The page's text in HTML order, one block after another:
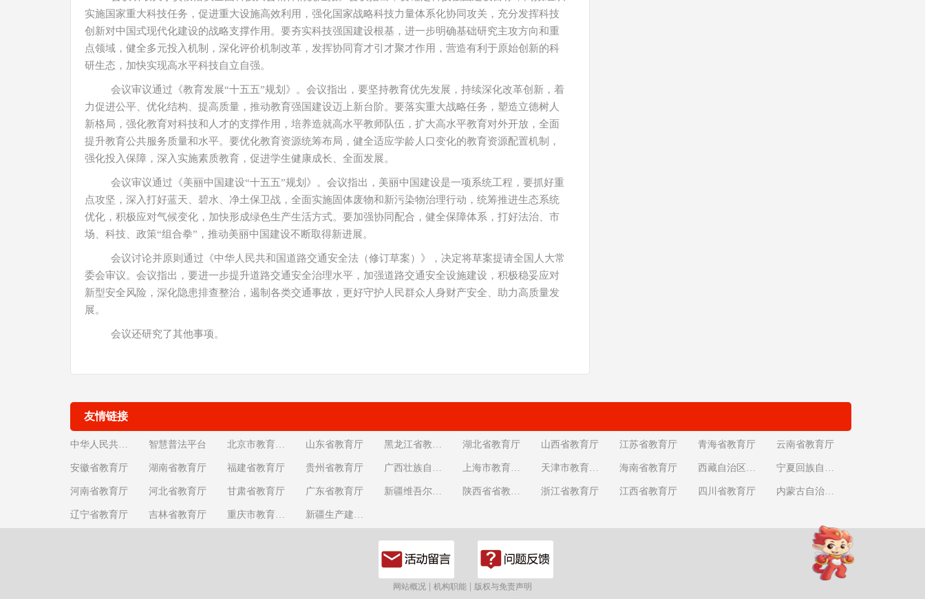
实施国家重大科技任务，促进重大设施高效利用，强化国家战略科技力量体系化协同攻关，充分发挥科技
创新对中国式现代化建设的战略支撑作用。要夯实科技强国建设根基，进一步明确基础研究主攻方向和重
点领域，健全多元投入机制，深化评价机制改革，发挥协同育才引才聚才作用，营造有利于原始创新的科
研生态，加快实现高水平科技自立自强。
会议审议通过《教育发展“十五五”规划》。会议指出，要坚持教育优先发展，持续深化改革创新，着
力促进公平、优化结构、提高质量，推动教育强国建设迈上新台阶。要落实重大战略任务，塑造立德树人
新格局，强化教育对科技和人才的支撑作用，培养造就高水平教师队伍，扩大高水平教育对外开放，全面
提升教育公共服务质量和水平。要优化教育资源统筹布局，健全适应学龄人口变化的教育资源配置机制，
强化投入保障，深入实施素质教育，促进学生健康成长、全面发展。
会议审议通过《美丽中国建设“十五五”规划》。会议指出，美丽中国建设是一项系统工程，要抓好重
点攻坚，深入打好蓝天、碧水、净土保卫战，全面实施固体废物和新污染物治理行动，统筹推进生态系统
优化，积极应对气候变化，加快形成绿色生产生活方式。要加强协同配合，健全保障体系，打好法治、市
场、科技、政策“组合拳”，推动美丽中国建设不断取得新进展。
会议讨论并原则通过《中华人民共和国道路交通安全法（修订草案）》，决定将草案提请全国人大常
委会审议。会议指出，要进一步提升道路交通安全治理水平，加强道路交通安全设施建设，积极稳妥应对
新型安全风险，深化隐患排查整治，遏制各类交通事故，更好守护人民群众人身财产安全、助力高质量发
展。
会议还研究了其他事项。
友情链接
中华人民共和国教育部 智慧普法平台 北京市教育委员会 山东省教育厅 黑龙江省教育厅 湖北省教育厅 山西省教育厅 江苏省教育厅 青海省教育厅 云南省教育厅
安徽省教育厅 湖南省教育厅 福建省教育厅 贵州省教育厅 广西壮族自治区教育厅 上海市教育委员会 天津市教育委员会 海南省教育厅 西藏自治区教育厅 宁夏回族自治区教育厅
河南省教育厅 河北省教育厅 甘肃省教育厅 广东省教育厅 新疆维吾尔自治区教育厅 陕西省省教育厅 浙江省教育厅 江西省教育厅 四川省教育厅 内蒙古自治区教育厅
辽宁省教育厅 吉林省教育厅 重庆市教育委员会 新疆生产建设兵团教育局
网站概况 机构职能
版权与免责声明